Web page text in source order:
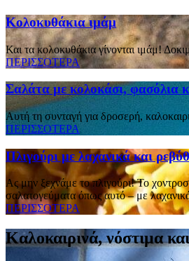
Κολοκυθάκια ιμάμ
Και τα κολοκυθάκια γίνονται ιμάμ!
ΠΕΡΙΣΣΟΤΕΡΑ
Σαλάτα με κολοκάσι, φασόλια
Αυτή τη συνταγή για δροσερή,
ΠΕΡΙΣΣΟΤΕΡΑ
Πλιγούρι με λαχανικά και
Ας μην ξεχνάμε το πλιγούρι! To
σαλατογεύματα όπως αυτό – με
ΠΕΡΙΣΣΟΤΕΡΑ
Καλοκαιρινά, νόστιμα